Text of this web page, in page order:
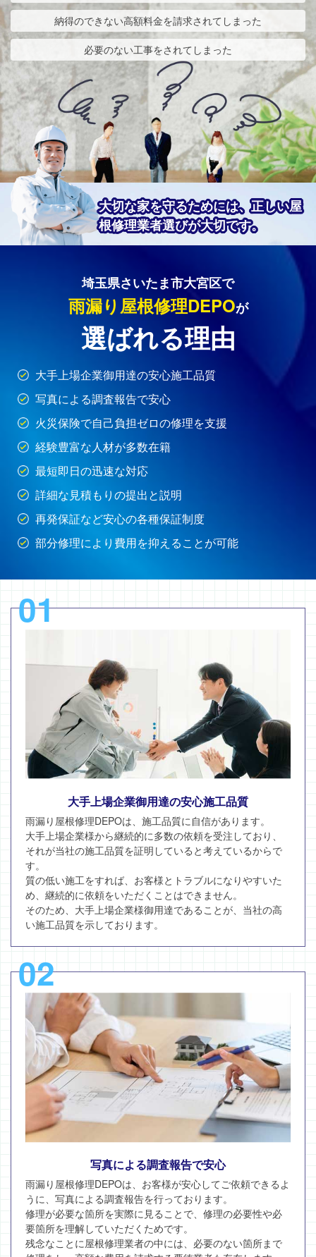
納得のできない高額料金を請求されてしまった
必要のない工事をされてしまった
大切な家を守るためには、正しい屋
根修理業者選びが大切です。
埼玉県さいたま市大宮区で
雨漏り屋根修理DEPOが
選ばれる理由
大手上場企業御用達の安心施工品質
写真による調査報告で安心
火災保険で自己負担ゼロの修理を支援
経験豊富な人材が多数在籍
最短即日の迅速な対応
詳細な見積もりの提出と説明
再発保証など安心の各種保証制度
部分修理により費用を抑えることが可能
01
大手上場企業御用達の安心施工品質
雨漏り屋根修理DEPOは、施工品質に自信があります。
大手上場企業様から継続的に多数の依頼を受注しており、
それが当社の施工品質を証明していると考えているからで
す。
質の低い施工をすれば、お客様とトラブルになりやすいた
め、継続的に依頼をいただくことはできません。
そのため、大手上場企業様御用達であることが、当社の高
い施工品質を示しております。
02
写真による調査報告で安心
雨漏り屋根修理DEPOは、お客様が安心してご依頼できるよ
うに、写真による調査報告を行っております。
修理が必要な箇所を実際に見ることで、修理の必要性や必
要箇所を理解していただくためです。
残念なことに屋根修理業者の中には、必要のない箇所まで